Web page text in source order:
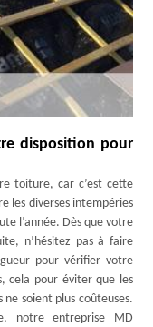
disposition pour
toiture, car c’est cette
les diverses intempéries
l’année. Dès que votre
n’hésitez pas à faire
pour vérifier votre
cela pour éviter que les
soient plus coûteuses.
notre entreprise MD